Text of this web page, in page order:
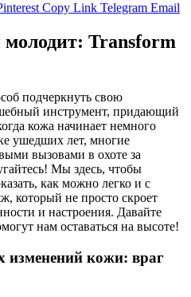
Copy Link Telegram Email
Transform
подчеркнуть свою
инструмент, придающий
кожа начинает немного
ушедших лет, многие
вызовами в охоте за
Мы здесь, чтобы
как можно легко и с
который не просто скроет
и настроения. Давайте
нам оставаться на высоте!
изменений кожи: враг